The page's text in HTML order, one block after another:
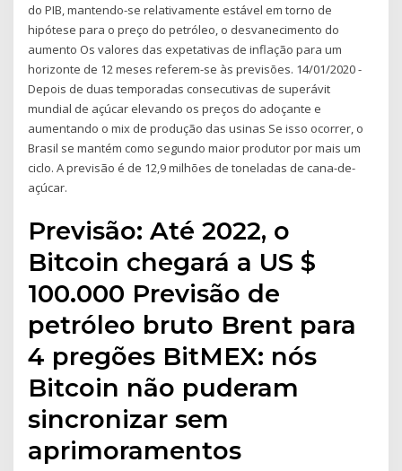
do PIB, mantendo-se relativamente estável em torno de
hipótese para o preço do petróleo, o desvanecimento do
aumento Os valores das expetativas de inflação para um
horizonte de 12 meses referem-se às previsões. 14/01/2020 -
Depois de duas temporadas consecutivas de superávit
mundial de açúcar elevando os preços do adoçante e
aumentando o mix de produção das usinas Se isso ocorrer, o
Brasil se mantém como segundo maior produtor por mais um
ciclo. A previsão é de 12,9 milhões de toneladas de cana-de-
açúcar.
Previsão: Até 2022, o
Bitcoin chegará a US $
100.000 Previsão de
petróleo bruto Brent para
4 pregões BitMEX: nós
Bitcoin não puderam
sincronizar sem
aprimoramentos